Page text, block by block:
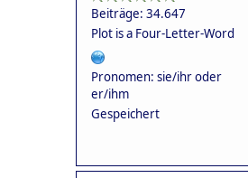
Beiträge: 34.647
Plot is a Four-Letter-Word
Pronomen: sie/ihr oder
er/ihm
Gespeichert